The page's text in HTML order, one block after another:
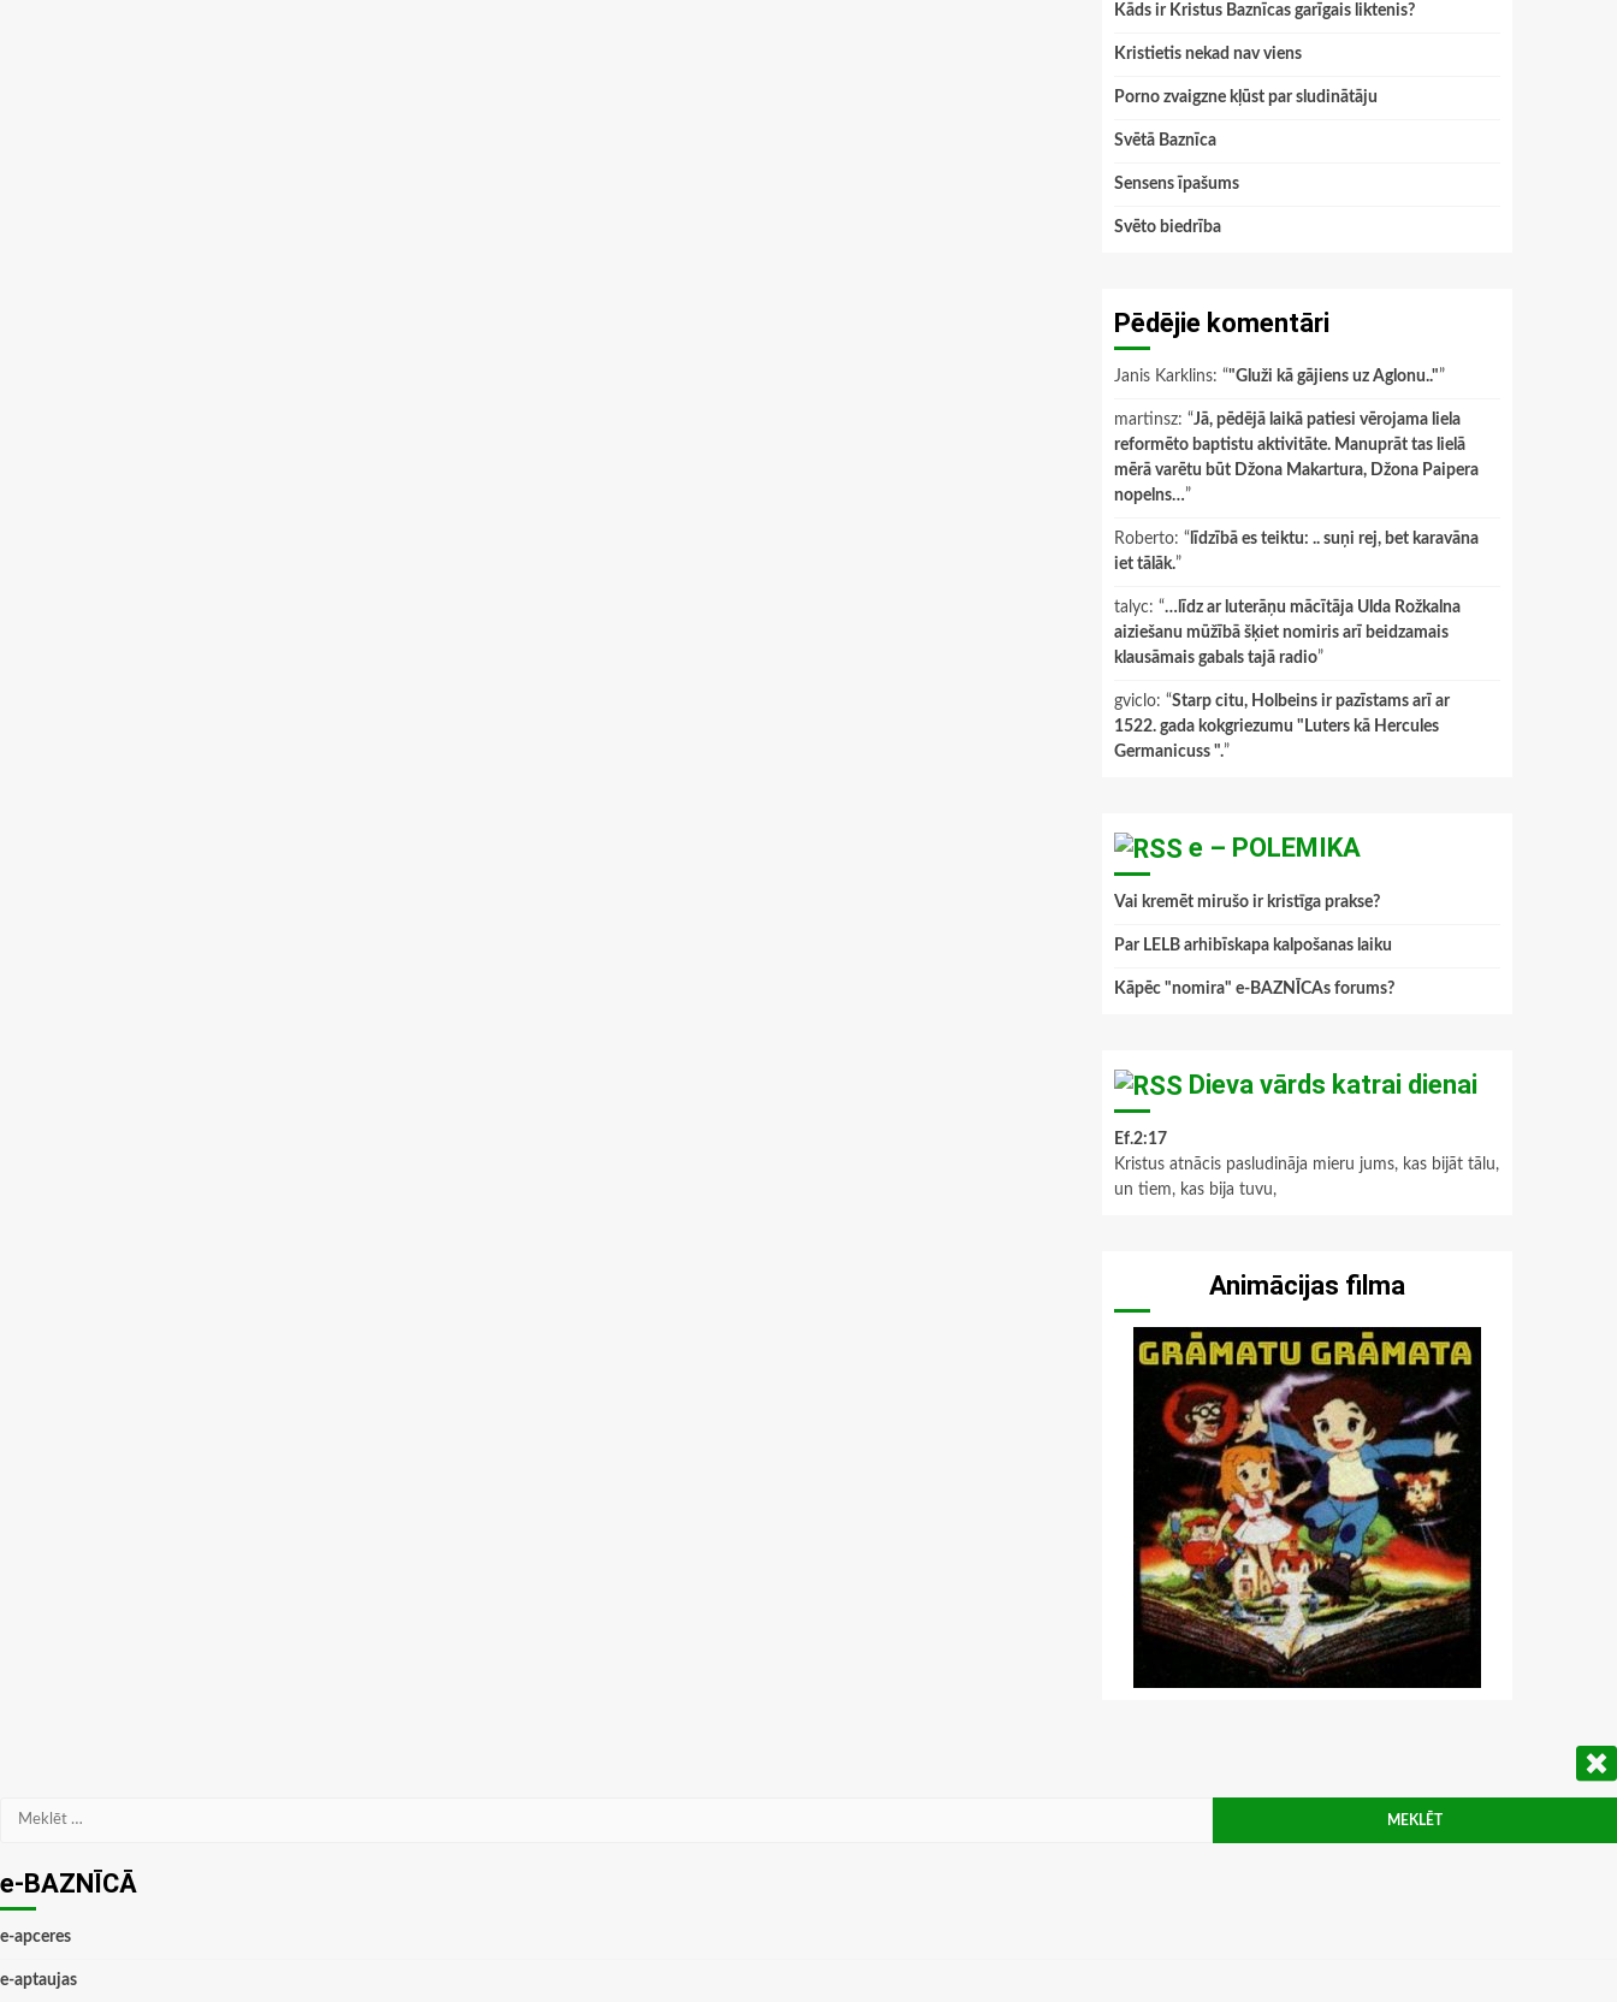
Kāds ir Kristus Baznīcas garīgais liktenis?
Kristietis nekad nav viens
Porno zvaigzne kļūst par sludinātāju
Svētā Baznīca
Sensens īpašums
Svēto biedrība
Pēdējie komentāri
Janis Karklins: “"Gluži kā gājiens uz Aglonu.."”
martinsz: “Jā, pēdējā laikā patiesi vērojama liela
reformēto baptistu aktivitāte. Manuprāt tas lielā
mērā varētu būt Džona Makartura, Džona Paipera
nopelns…”
Roberto: “ līdzībā es teiktu: .. suņi rej, bet karavāna
iet tālāk.”
talyc: “…līdz ar luterāņu mācītāja Ulda Rožkalna
aiziešanu mūžībā šķiet nomiris arī beidzamais
klausāmais gabals tajā radio”
gviclo: “Starp citu, Holbeins ir pazīstams arī ar
1522. gada kokgriezumu "Luters kā Hercules
Germanicuss ".”
e – POLEMIKA
Vai kremēt mirušo ir kristīga prakse?
Par LELB arhibīskapa kalpošanas laiku
Kāpēc "nomira" e-BAZNĪCAs forums?
Dieva vārds katrai dienai
Ef.2:17
Kristus atnācis pasludināja mieru jums, kas bijāt tālu,
un tiem, kas bija tuvu,
Animācijas filma
Meklēt:
e-BAZNĪCĀ
e-apceres
e-aptaujas